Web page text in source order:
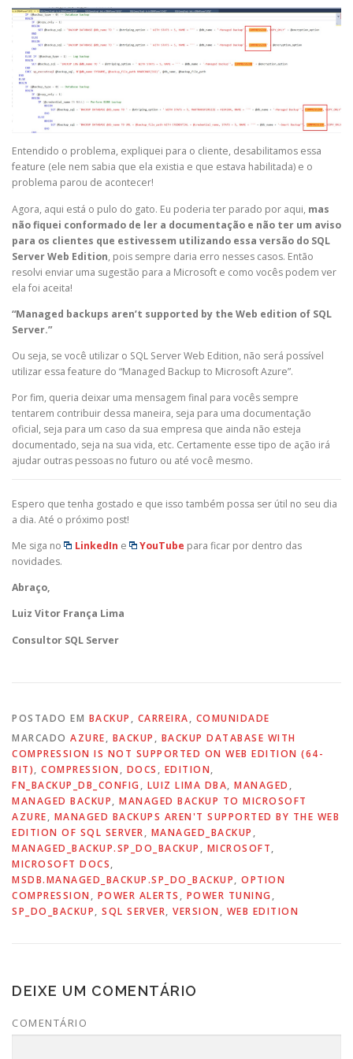
Entendido o problema, expliquei para o cliente, desabilitamos essa
feature (ele nem sabia que ela existia e que estava habilitada) e o
problema parou de acontecer!
Agora, aqui está o pulo do gato. Eu poderia ter parado por aqui, mas
não fiquei conformado de ler a documentação e não ter um aviso
para os clientes que estivessem utilizando essa versão do SQL
Server Web Edition, pois sempre daria erro nesses casos. Então
resolvi enviar uma sugestão para a Microsoft e como vocês podem ver
ela foi aceita!
“Managed backups aren’t supported by the Web edition of SQL
Server.”
Ou seja, se você utilizar o SQL Server Web Edition, não será possível
utilizar essa feature do “Managed Backup to Microsoft Azure”.
Por fim, queria deixar uma mensagem final para vocês sempre
tentarem contribuir dessa maneira, seja para uma documentação
oficial, seja para um caso da sua empresa que ainda não esteja
documentado, seja na sua vida, etc. Certamente esse tipo de ação irá
ajudar outras pessoas no futuro ou até você mesmo.
Espero que tenha gostado e que isso também possa ser útil no seu dia
a dia. Até o próximo post!
Me siga no
LinkedIn e YouTube para ficar por dentro das
novidades.
Abraço,
Luiz Vitor França Lima
Consultor SQL Server
POSTADO EM BACKUP , CARREIRA, COMUNIDADE
MARCADO AZURE, BACKUP , BACKUP DATABASE WITH
COMPRESSION IS NOT SUPPORTED ON WEB EDITION (64-
BIT), COMPRESSION , DOCS , EDITION,
FN_BACKUP_DB_CONFIG , LUIZ LIMA DBA, MANAGED ,
MANAGED BACKUP, MANAGED BACKUP TO MICROSOFT
AZURE, MANAGED BACKUPS AREN'T SUPPORTED BY THE WEB
EDITION OF SQL SERVER, MANAGED_BACKUP ,
MANAGED_BACKUP.SP_DO_BACKUP , MICROSOFT,
MICROSOFT DOCS,
MSDB.MANAGED_BACKUP.SP_DO_BACKUP, OPTION
COMPRESSION , POWER ALERTS , POWER TUNING ,
SP_DO_BACKUP, SQL SERVER, VERSION , WEB EDITION
DEIXE UM COMENTÁRIO
COMENTÁRIO